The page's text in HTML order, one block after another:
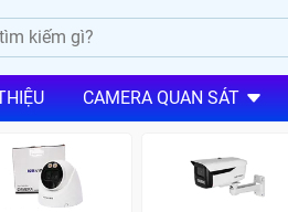
CAMERA QUAN SÁT